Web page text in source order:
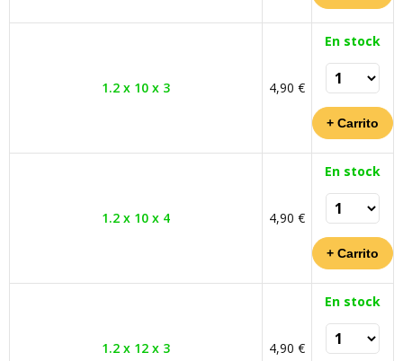
1.2 x 10 x 3 4,90 €
En stock
1.2 x 10 x 4 4,90 €
En stock
1.2 x 12 x 3 4,90 €
En stock